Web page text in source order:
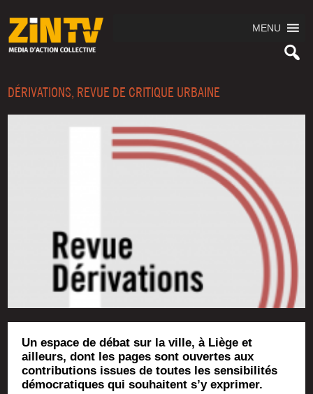
MENU
DÉRIVATIONS, REVUE DE CRITIQUE URBAINE
Un espace de débat sur la ville, à Liège et
ailleurs, dont les pages sont ouvertes aux
contributions issues de toutes les sensibilités
démocratiques qui souhaitent s’y exprimer.